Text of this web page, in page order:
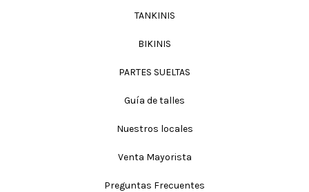
TANKINIS
BIKINIS
PARTES SUELTAS
Guía de talles
Nuestros locales
Venta Mayorista
Preguntas Frecuentes